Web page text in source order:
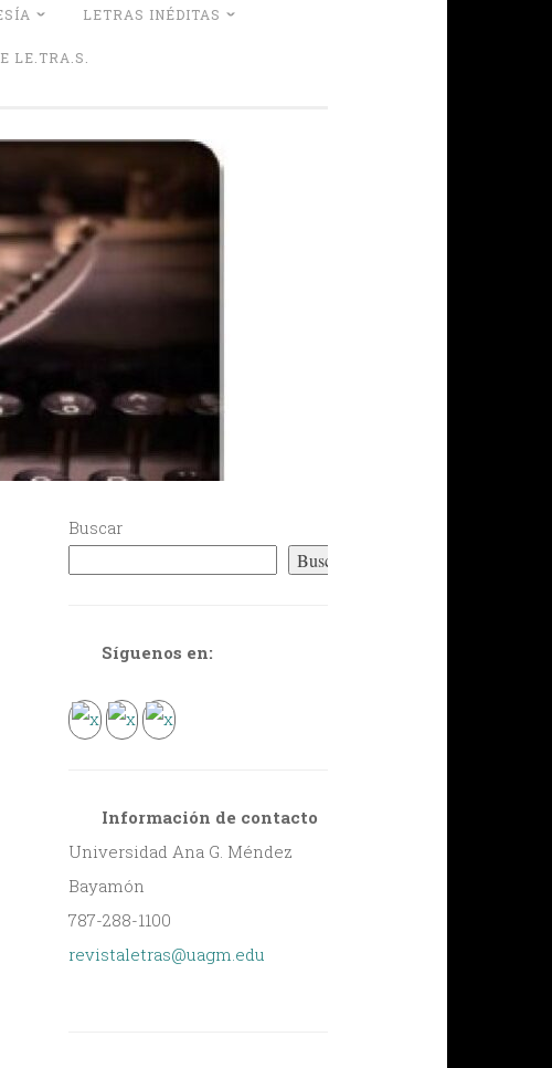
LETRAS INÉDITAS
LE.TRA.S.
Buscar
Buscar
Síguenos en:
Información de contacto
Universidad Ana G. Méndez
Bayamón
787-288-1100
revistaletras@uagm.edu